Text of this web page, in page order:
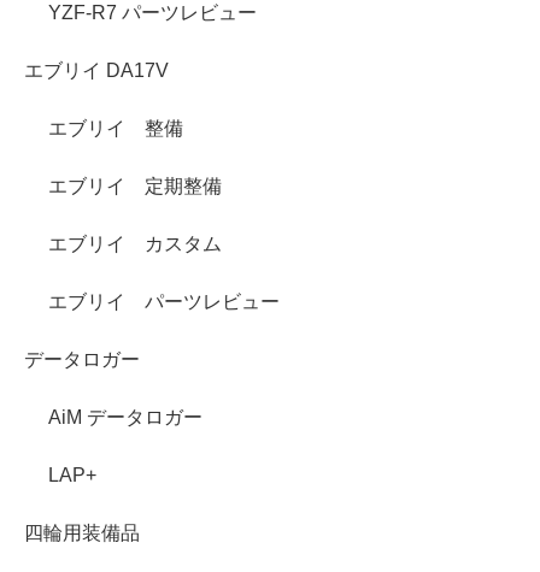
YZF-R7 パーツレビュー
エブリイ DA17V
エブリイ 整備
エブリイ 定期整備
エブリイ カスタム
エブリイ パーツレビュー
データロガー
AiM データロガー
LAP+
四輪用装備品